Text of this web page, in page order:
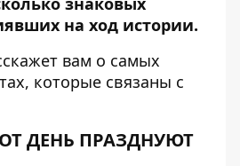
на ход истории.
вам о самых
которые связаны с
ДЕНЬ ПРАЗДНУЮТ